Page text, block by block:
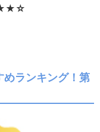
めランキング！第